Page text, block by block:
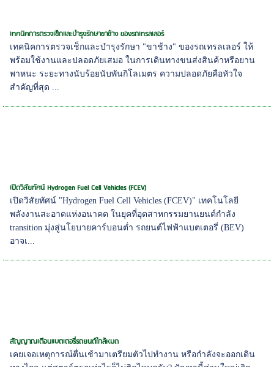
เทคนิคการตรวจเช็กและบำรุงรักษาขาช้าง ของรถเทรลเลอร์
เทคนิคการตรวจเช็กและบำรุงรักษา "ขาช้าง" ของรถเทรลเลอร์ ให้
พร้อมใช้งานและปลอดภัยเสมอ ในการเดินทางขนส่งสินค้าหรือยาน
พาหนะ ระยะทางนับร้อยนับพันกิโลเมตร ความปลอดภัยคือหัวใจ
สำคัญที่สุด ...
เปิดวิสัยทัศน์ Hydrogen Fuel Cell Vehicles (FCEV)
เปิดวิสัยทัศน์ "Hydrogen Fuel Cell Vehicles (FCEV)" เทคโนโลยี
พลังงานสะอาดแห่งอนาคต ในยุคที่อุตสาหกรรมยานยนต์กำลัง
transition มุ่งสู่นโยบายคาร์บอนต่ำ รถยนต์ไฟฟ้าแบตเตอรี่ (BEV)
อาจเ...
สัญญาณเตือนแบตเตอรี่รถยนต์ใกล้หมด
เคยเจอเหตุการณ์ตื่นเช้ามาเตรียมตัวไปทำงาน หรือกำลังจะออกเดิน